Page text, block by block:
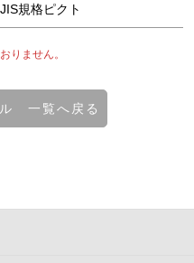
JIS規格ピクト
りません。
一覧へ戻る